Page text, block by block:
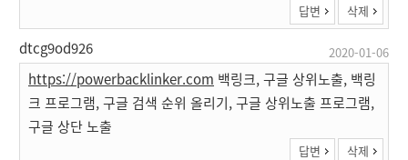
답변 삭제
dtcg9od926 2020-01-06
https://powerbacklinker.com 백링크, 구글 상위노출, 백링
크 프로그램, 구글 검색 순위 올리기, 구글 상위노출 프로그램,
구글 상단 노출
답변 삭제